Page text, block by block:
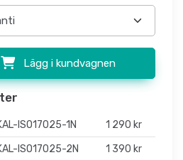
Lägg i kundvagnen
ISO17025-1N
1 290 kr
ISO17025-2N
1 390 kr